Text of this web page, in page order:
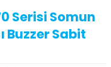
Serisi Somun
Buzzer Sabit